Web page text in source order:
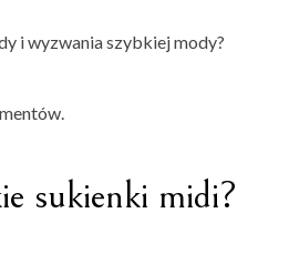
i wyzwania szybkiej mody?
sukienki midi?